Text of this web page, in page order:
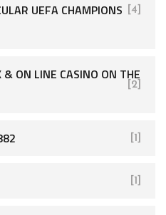
UEFA CHAMPIONS
[4]
ON LINE CASINO ON THE
[2]
[1]
[1]